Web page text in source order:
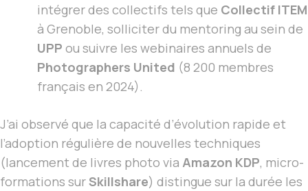
intégrer des collectifs tels que Collectif ITEM
à Grenoble, solliciter du mentoring au sein de
UPP ou suivre les webinaires annuels de
Photographers United (8 200 membres
français en 2024).
J’ai observé que la capacité d’évolution rapide et
l’adoption régulière de nouvelles techniques
(lancement de livres photo via Amazon KDP, micro-
formations surSkillshare) distingue sur la durée les